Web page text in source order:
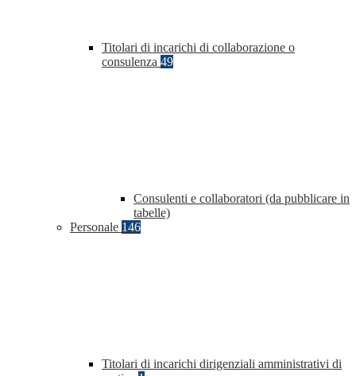
Titolari di incarichi di collaborazione o
consulenza 49
Consulenti e collaboratori (da pubblicare in
tabelle)
Personale 146
Titolari di incarichi dirigenziali amministrativi di